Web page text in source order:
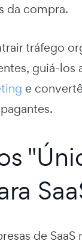
da compra.
tráfego
guiá-los
e
de